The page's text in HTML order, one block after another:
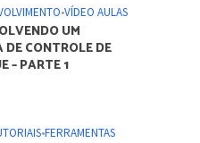
•VÍDEO AULAS
UM
DE CONTROLE DE
– PARTE 1
•FERRAMENTAS